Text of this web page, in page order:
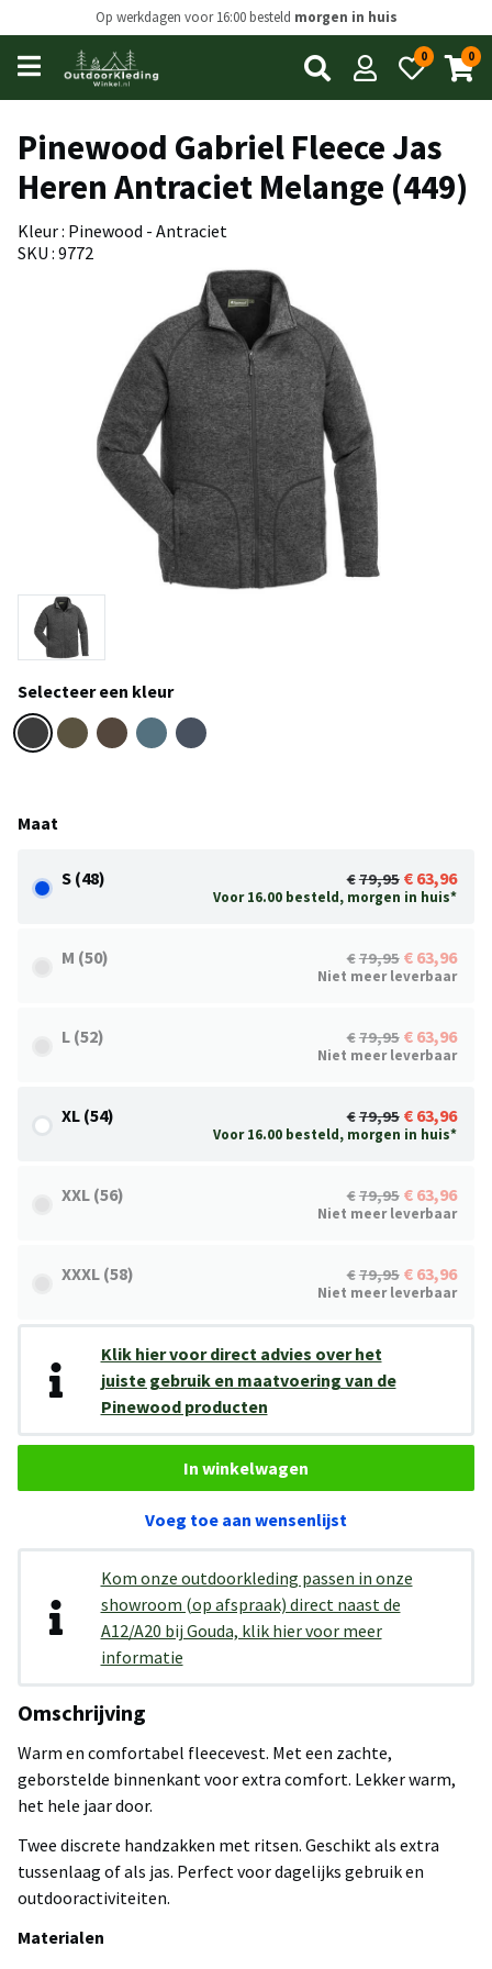
Op werkdagen voor 16:00 besteld morgen in huis
Open
main
menu
0 0
Pinewood Gabriel Fleece Jas
Heren Antraciet Melange (449)
Kleur : Pinewood - Antraciet
SKU : 9772
Selecteer een kleur
Maat
S (48) 79,95 63,96
Voor 16.00 besteld, morgen in huis*
M (50) 79,95 63,96
Niet meer leverbaar
L (52) 79,95 63,96
Niet meer leverbaar
XL (54) 79,95 63,96
Voor 16.00 besteld, morgen in huis*
XXL (56) 79,95 63,96
Niet meer leverbaar
XXXL (58) 79,95 63,96
Niet meer leverbaar
Klik hier voor direct advies over het
juiste gebruik en maatvoering van de
Pinewood producten
In winkelwagen
Voeg toe aan wensenlijst
Kom onze outdoorkleding passen in onze
showroom (op afspraak) direct naast de
A12/A20 bij Gouda, klik hier voor meer
informatie
Omschrijving
Warm en comfortabel fleecevest. Met een zachte,
geborstelde binnenkant voor extra comfort. Lekker warm,
het hele jaar door.
Twee discrete handzakken met ritsen. Geschikt als extra
tussenlaag of als jas. Perfect voor dagelijks gebruik en
outdooractiviteiten.
Materialen